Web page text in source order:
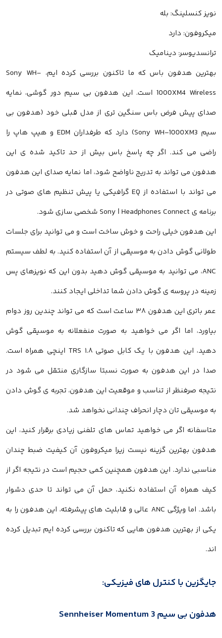
نویز کنسلینگ: بله
میکروفون: دارد
ترانسدیوسر: دینامیک
بهترین هدفون باس که ما تاکنون بررسی کرده ایم، Sony WH-
1000XM4 Wireless است. این هدفون بی سیم دور گوشی، نمایه
صدای پیش فرض باس سنگین تری از مدل قبلی خود (هدفون بی
سیم Sony WH-1000XM3) دارد که طرفداران EDM و هیپ هاپ را
راضی می کند. اگر چه پاسخ باس بیش از حد تاکید شده ی این
هدفون می تواند به تدریج ناواضح شود، اما نمایه صدای این هدفون
می تواند با استفاده از EQ گرافیکی یا پیش تنظیم های صوتی در
برنامه ی Sony | Headphones Connect شخصی سازی شود.
این هدفون خیلی راحت و خوش ساخت است و می توانید برای جلسات
طولانی گوش دادن به موسیقی از آن استفاده کنید. به لطف سیستم
ANC، می توانید به موسیقی گوش دهید بدون این که نویزهای پس
زمینه در پروسه ی گوش دادن شما تداخلی ایجاد کنند.
عمر باتری این هدفون ۳۸ ساعت است که می تواند چندین روز دوام
بیاورد، اما اگر می خواهید به صورت منفعلانه به موسیقی گوش
دهید، این هدفون با یک کابل صوتی TRS ۱.۸ اینچی همراه است.
صدا در این هدفون به صورت نسبتا سازگاری منتقل می شود در
نتیجه صرفنظر از تناسب و موقعیت این هدفون، تجربه ی گوش دادن
به موسیقی تان دچار انحراف چندانی نخواهد شد.
متاسفانه اگر می خواهید تماس های تلفنی زیادی برقرار کنید، این
هدفون بهترین گزینه نیست زیرا میکروفون آن کیفیت ضبط چندان
مناسبی ندارد. این هدفون همچنین کمی حجیم است در نتیجه اگر از
کیف همراه آن استفاده نکنید، حمل آن می تواند تا حدی دشوار
باشد. اما ویژگی ANC عالی و قابلیت های پیشرفته، این هدفون را به
یکی از بهترین هدفون هایی که تاکنون بررسی کرده ایم تبدیل کرده
اند.
جایگزین با کنترل های فیزیکی:
هدفون بی سیم Sennheiser Momentum 3